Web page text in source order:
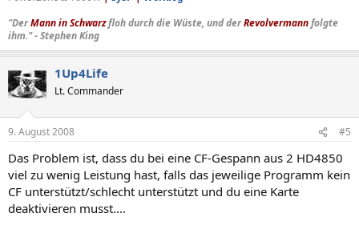
"DerMann in Schwarzfloh durch die Wüste, und derRevolvermannfolgte
ihm." - Stephen King
1Up4Life
Lt. Commander
9. August 2008 #5
Das Problem ist, dass du bei eine CF-Gespann aus 2 HD4850
viel zu wenig Leistung hast, falls das jeweilige Programm kein
CF unterstützt/schlecht unterstützt und du eine Karte
deaktivieren musst....